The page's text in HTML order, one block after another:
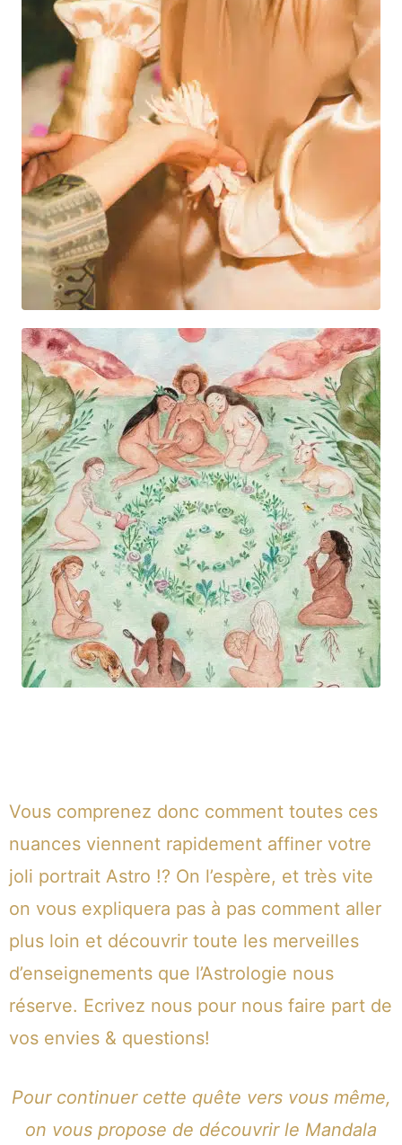
Vous comprenez donc comment toutes ces
nuances viennent rapidement affiner votre
joli portrait Astro !? On l’espère, et très vite
on vous expliquera pas à pas comment aller
plus loin et découvrir toute les merveilles
d’enseignements que l’Astrologie nous
réserve. Ecrivez nous pour nous faire part de
vos envies & questions!
Pour continuer cette quête vers vous même,
on vous propose de découvrir le Mandala